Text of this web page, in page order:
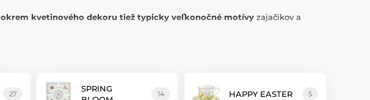
okrem kvetinového dekoru tiež typicky veľkonočné motívy zajačikov a
27
SPRING
14 HAPPY EASTER 5